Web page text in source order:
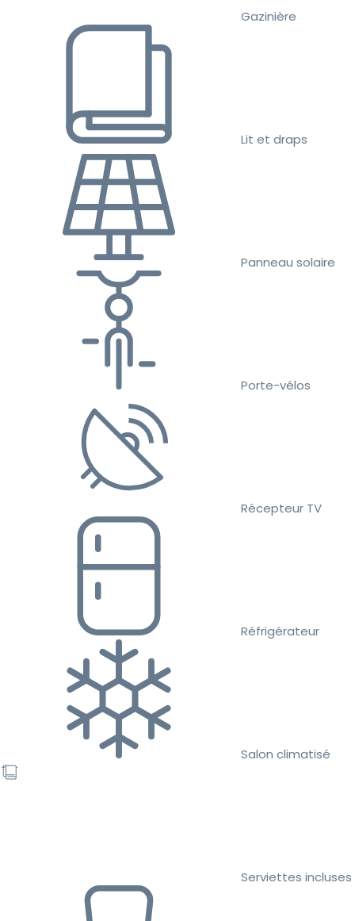
Gazinière
Lit et draps
Panneau solaire
Porte-vélos
Récepteur TV
Réfrigérateur
Salon climatisé
Serviettes incluses